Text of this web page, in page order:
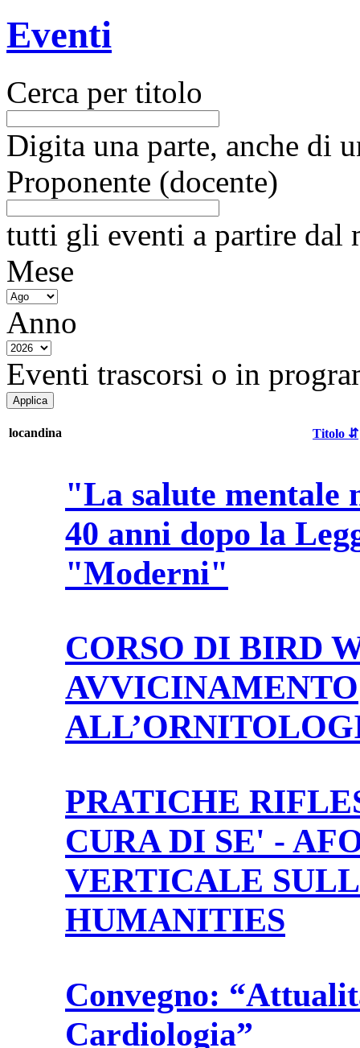
Eventi
Cerca per titolo
Digita una parte, anche di
Proponente (docente)
tutti gli eventi a partire dal
Mese
Anno
Eventi trascorsi o in
locandina Titolo ⇵
"La salute mentale
40 anni dopo la
"Moderni"
CORSO DI BIRD
AVVICINAMENTO
PRATICHE
CURA DI SE' -
VERTICALE
HUMANITIES
Convegno:
Cardiologia”